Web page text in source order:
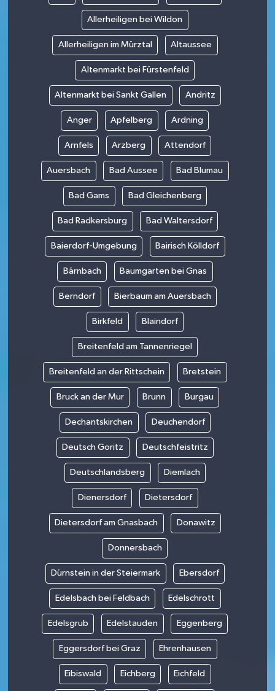
Allerheiligen bei Wildon
Allerheiligen im Mürztal Altaussee
Altenmarkt bei Fürstenfeld
Altenmarkt bei Sankt Gallen Andritz
Anger Apfelberg Ardning
Arnfels Arzberg Attendorf
Auersbach Bad Aussee Bad Blumau
Bad Gams Bad Gleichenberg
Bad Radkersburg Bad Waltersdorf
Baierdorf-Umgebung Bairisch Kölldorf
Bärnbach Baumgarten bei Gnas
Berndorf Bierbaum am Auersbach
Birkfeld Blaindorf
Breitenfeld am Tannenriegel
Breitenfeld an der Rittschein Bretstein
Bruck an der Mur Brunn Burgau
Dechantskirchen Deuchendorf
Deutsch Goritz Deutschfeistritz
Deutschlandsberg Diemlach
Dienersdorf Dietersdorf
Dietersdorf am Gnasbach Donawitz
Donnersbach
Dürnstein in der Steiermark Ebersdorf
Edelsbach bei Feldbach Edelschrott
Edelsgrub Edelstauden Eggenberg
Eggersdorf bei Graz Ehrenhausen
Eibiswald Eichberg Eichfeld